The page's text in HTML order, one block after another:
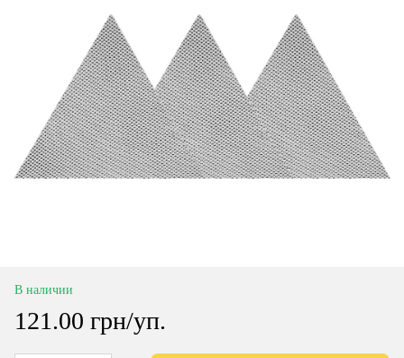
В наличии
121.00 грн/уп.